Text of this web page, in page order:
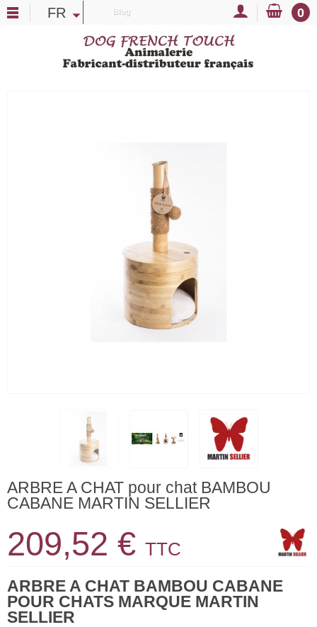
FR Blog 0
ARBRE A CHAT pour chat BAMBOU
CABANE MARTIN SELLIER
209,52 € TTC
ARBRE A CHAT BAMBOU CABANE
POUR CHATS MARQUE MARTIN
SELLIER